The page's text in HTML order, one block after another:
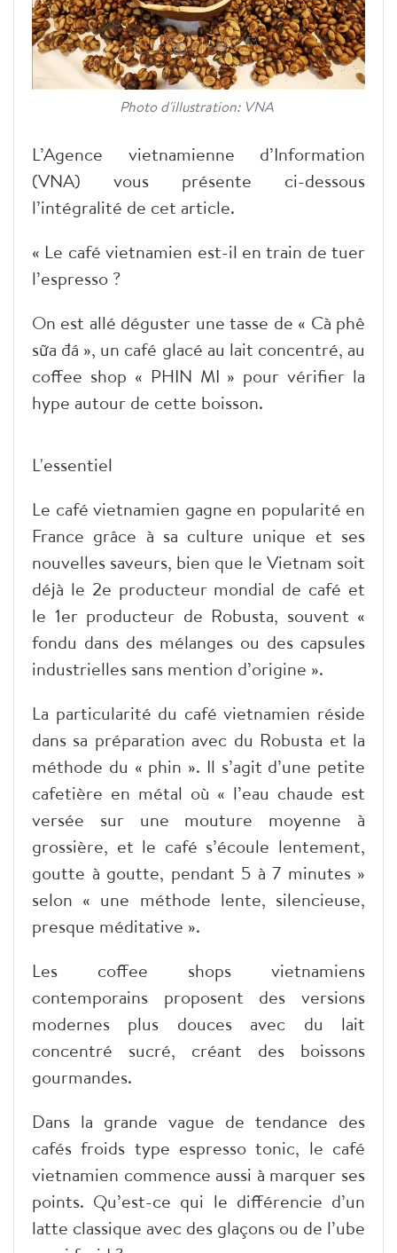
Photo d'illustration: VNA
L’Agence vietnamienne d’Information
(VNA) vous présente ci-dessous
l’intégralité de cet article.
« Le café vietnamien est-il en train de tuer
l’espresso ?
On est allé déguster une tasse de « Cà phê
sữa đá », un café glacé au lait concentré, au
coffee shop « PHIN MI » pour vérifier la
hype autour de cette boisson.
L'essentiel
Le café vietnamien gagne en popularité en
France grâce à sa culture unique et ses
nouvelles saveurs, bien que le Vietnam soit
déjà le 2e producteur mondial de café et
le 1er producteur de Robusta, souvent «
fondu dans des mélanges ou des capsules
industrielles sans mention d’origine ».
La particularité du café vietnamien réside
dans sa préparation avec du Robusta et la
méthode du « phin ». Il s’agit d’une petite
cafetière en métal où « l’eau chaude est
versée sur une mouture moyenne à
grossière, et le café s’écoule lentement,
goutte à goutte, pendant 5 à 7 minutes »
selon « une méthode lente, silencieuse,
presque méditative ».
Les coffee shops vietnamiens
contemporains proposent des versions
modernes plus douces avec du lait
concentré sucré, créant des boissons
gourmandes.
Dans la grande vague de tendance des
cafés froids type espresso tonic, le café
vietnamien commence aussi à marquer ses
points. Qu’est-ce qui le différencie d’un
latte classique avec des glaçons ou de l’ube